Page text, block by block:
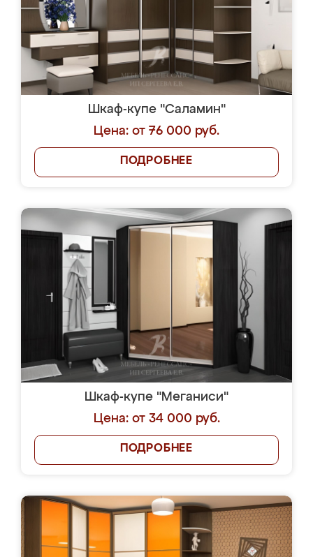
Шкаф-купе "Саламин"
Цена: от 76 000 руб.
ПОДРОБНЕЕ
Шкаф-купе "Меганиси"
Цена: от 34 000 руб.
ПОДРОБНЕЕ